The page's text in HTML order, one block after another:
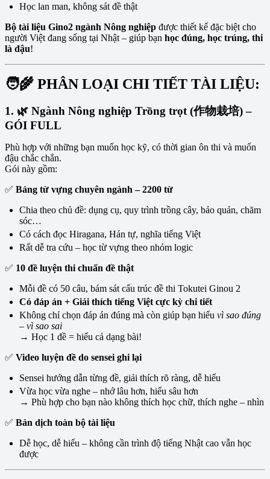
Học lan man, không sát đề thật
Bộ tài liệu Gino2 ngành Nông nghiệp được thiết kế đặc biệt cho
người Việt đang sống tại Nhật – giúp bạn học đúng, học trúng, thi
là đậu!
🧑‍🌾 PHÂN LOẠI CHI TIẾT TÀI LIỆU:
1. 🌿 Ngành Nông nghiệp Trồng trọt (作物栽培)–
GÓI FULL
Phù hợp với những bạn muốn học kỹ, có thời gian ôn thi và muốn
đậu chắc chắn.
Gói này gồm:
✅ Bảng từ vựng chuyên ngành – 2200 từ
Chia theo chủ đề: dụng cụ, quy trình trồng cây, bảo quản, chăm
sóc…
Có cách đọc Hiragana, Hán tự, nghĩa tiếng Việt
Rất dễ tra cứu – học từ vựng theo nhóm logic
✅ 10 đề luyện thi chuẩn đề thật
Mỗi đề có 50 câu, bám sát cấu trúc đề thi Tokutei Ginou 2
Có đáp án + Giải thích tiếng Việt cực kỳ chi tiết
Không chỉ chọn đáp án đúng mà còn giúp bạn hiểu vì sao đúng
– vì sao sai
→ Học 1 đề = hiểu cả dạng bài!
✅ Video luyện đề do sensei ghi lại
Sensei hướng dẫn từng đề, giải thích rõ ràng, dễ hiểu
Vừa học vừa nghe – nhớ lâu hơn, hiểu sâu hơn
→ Phù hợp cho bạn nào không thích học chữ, thích nghe – nhìn
✅ Bản dịch toàn bộ tài liệu
Dễ học, dễ hiểu – không cần trình độ tiếng Nhật cao vẫn học
được